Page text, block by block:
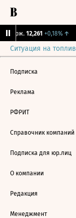
Бирж. 12,261 +0,18%↑
Ситуация на
Подписка
Реклама
РФРИТ
Справочник компаний
Подписка для юр.лиц
О компании
Редакция
Менеджмент